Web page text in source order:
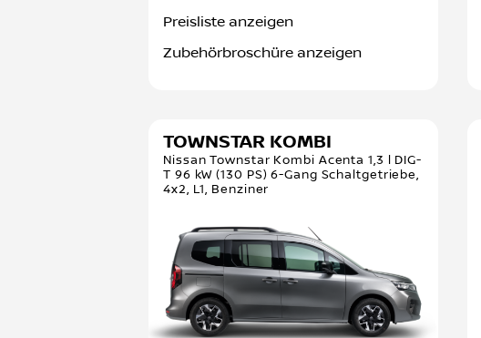
Preisliste anzeigen
Zubehörbroschüre anzeigen
TOWNSTAR KOMBI
Nissan Townstar Kombi Acenta 1,3 l DIG-
T 96 kW (130 PS) 6-Gang Schaltgetriebe,
4x2, L1, Benziner